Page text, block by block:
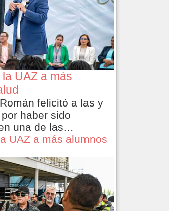
UAZ a más
felicitó a las y
haber sido
una de las…
UAZ a más alumnos